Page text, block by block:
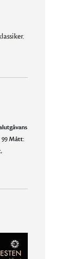
99Mått: